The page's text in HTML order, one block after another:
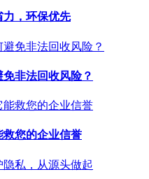
力，环保优先
非法回收风险？
您的企业信誉